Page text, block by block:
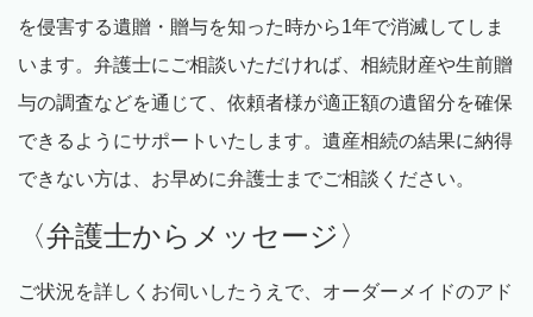
を侵害する遺贈・贈与を知った時から1年で消滅してしま
います。弁護士にご相談いただければ、相続財産や生前贈
与の調査などを通じて、依頼者様が適正額の遺留分を確保
できるようにサポートいたします。遺産相続の結果に納得
できない方は、お早めに弁護士までご相談ください。
〈弁護士からメッセージ〉
ご状況を詳しくお伺いしたうえで、オーダーメイドのアド